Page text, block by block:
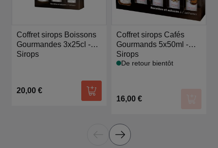
Coffret sirops Boissons
Gourmandes 3x25cl -
Monin
Sirops
20,00 €
Ajouter au panier
Coffret sirops Cafés
Gourmands 5x50ml -
Monin
Sirops
De retour bientôt
16,00 €